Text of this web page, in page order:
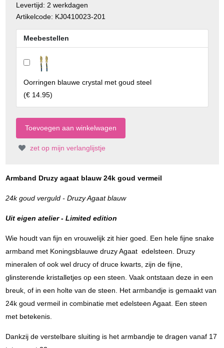
Levertijd: 2 werkdagen
Artikelcode: KJ0410023-201
Meebestellen
Oorringen blauwe crystal met goud steel
(€ 14.95)
zet op mijn verlanglijstje
Armband Druzy agaat blauw 24k goud vermeil
24k goud verguld - Druzy Agaat blauw
Uit eigen atelier - Limited edition
Wie houdt van fijn en vrouwelijk zit hier goed. Een hele fijne snake
armband met Koningsblauwe druzy Agaat edelsteen. Druzy
mineralen of ook wel drucy of druce kwarts, zijn de fijne,
glinsterende kristalletjes op een steen. Vaak ontstaan deze in een
breuk, of in een holte van de steen. Het armbandje is gemaakt van
24k goud vermeil in combinatie met edelsteen Agaat. Een steen
met betekenis.
Dankzij de verstelbare sluiting is het armbandje te dragen vanaf 17